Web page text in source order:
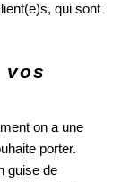
qui sont
vos
on a une
porter.
guise de